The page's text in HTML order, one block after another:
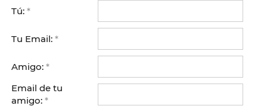
Tú: *
Tu Email: *
Amigo: *
Email de tu
amigo: *